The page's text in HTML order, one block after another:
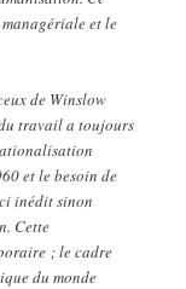
et le
de Winslow
travail a toujours
et le besoin de
inédit sinon
Cette
; le cadre
du monde